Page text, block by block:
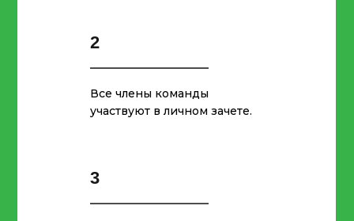
Все члены команды
участвуют в личном зачете.
2
3